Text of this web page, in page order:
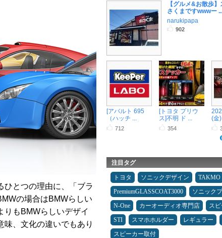
ひとつの理由に、「ブラ
の場合はBMWらしい
りもBMWらしいデザイ
、文化の違いでもあり
【グルメ&お散歩
さくまですwwwー
narukipapa
902
[アバルト 695
（ハッチ ...
712
[トヨタ プリウ
ス]不明 ド ...
354
(金)
注目タグ
トヨタ ソニックデザイン
TAKMO
PremiumGLASSCOAT3000
ソニック
N-One
カーオーディオ専門店
ス
STI
スマホホルダー レギュラー
スピーカー取付